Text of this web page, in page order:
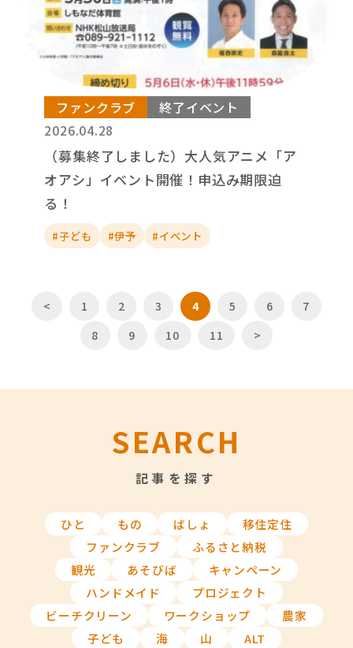
ファンクラブ 終了イベント
2026.04.28
（募集終了しました）大人気アニメ「ア
オアシ」イベント開催！申込み期限迫
る！
#子ども #伊予 #イベント
< 1 2 3 4 5 6
7
8
9 10 11 >
SEARCH
記事を探す
ひと もの ばしょ
移住定住
ファンクラブ
ふるさと納税
観光
あそびば
キャンペーン
ハンドメイド
プロジェクト
ビーチクリーン
ワークショップ
農家
子ども
海 山
ALT